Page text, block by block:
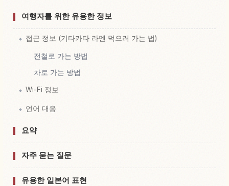
여행자를 위한 유용한 정보
접근 정보 (기타카타 라멘 먹으러 가는 법)
전철로 가는 방법
차로 가는 방법
Wi-Fi 정보
언어 대응
요약
자주 묻는 질문
유용한 일본어 표현